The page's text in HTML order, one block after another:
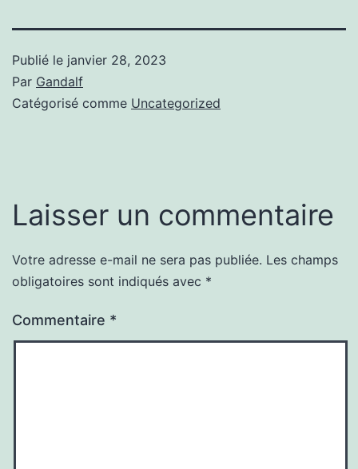
Publié le janvier 28, 2023
Par Gandalf
Catégorisé comme Uncategorized
Laisser un commentaire
Votre adresse e-mail ne sera pas publiée. Les champs
obligatoires sont indiqués avec *
Commentaire *